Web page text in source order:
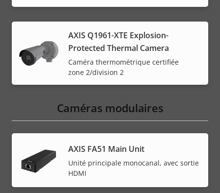
AXIS Q1961-XTE Explosion-
Protected Thermal Camera
Caméra thermométrique certifiée
zone 2/division 2
Caméras modulaires
AXIS FA51 Main Unit
Unité principale monocanal, avec sortie
HDMI